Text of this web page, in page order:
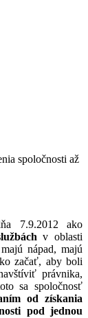
spoločnosti až
7.9.2012 ako
v oblasti
nápad, majú
začať, aby boli
právnika,
sa spoločnosť
od získania
pod jednou